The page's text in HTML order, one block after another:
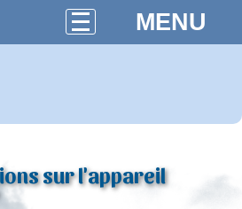
MENU
sur l'appareil